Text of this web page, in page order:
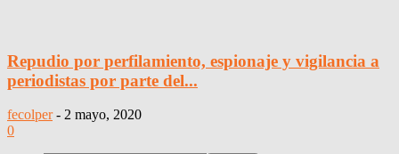
Repudio por perfilamiento, espionaje y vigilancia a
periodistas por parte del...
fecolper - 2 mayo, 2020
0